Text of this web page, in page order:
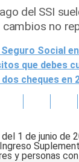
del SSI
no
Social
que debes
cheques en